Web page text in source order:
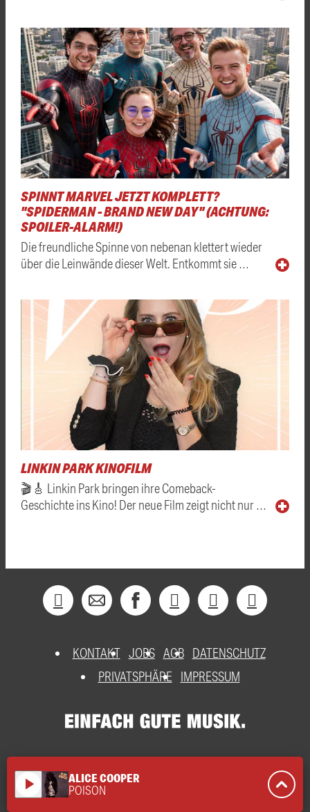
SPINNT MARVEL JETZT KOMPLETT?
"SPIDERMAN - BRAND NEW DAY" (ACHTUNG:
SPOILER-ALARM!)
Die freundliche Spinne von nebenan klettert wieder
über die Leinwände dieser Welt. Entkommt sie …
LINKIN PARK KINOFILM
🎬🎸 Linkin Park bringen ihre Comeback-
Geschichte ins Kino! Der neue Film zeigt nicht nur …
KONTAKT JOBS AGB DATENSCHUTZ
PRIVATSPHÄRE
IMPRESSUM
play_arrow ALICE COOPER
POISON